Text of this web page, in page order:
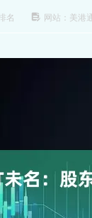
名 网站：美港